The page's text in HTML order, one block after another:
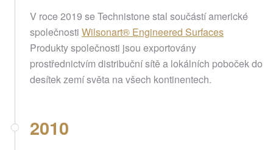
V roce 2019 se Technistone stal součástí americké
společnosti Wilsonart® Engineered Surfaces
Produkty společnosti jsou exportovány
prostřednictvím distribuční sítě a lokálních poboček do
desítek zemí světa na všech kontinentech.
2010